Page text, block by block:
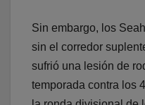
Sin embargo, los
sin el corredor
sufrió una lesión de
temporada contra los